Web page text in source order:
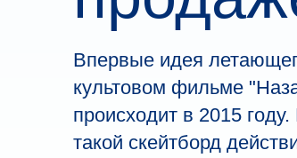
Впервые идея
культовом фильме
происходит в 2015
такой скейтборд